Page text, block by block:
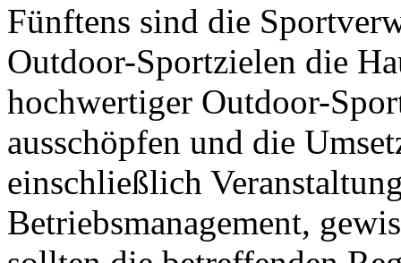
Fünftens sind die
Outdoor-Sportzielen die
hochwertiger Outdoor-
ausschöpfen und die
einschließlich
Betriebsmanagement,